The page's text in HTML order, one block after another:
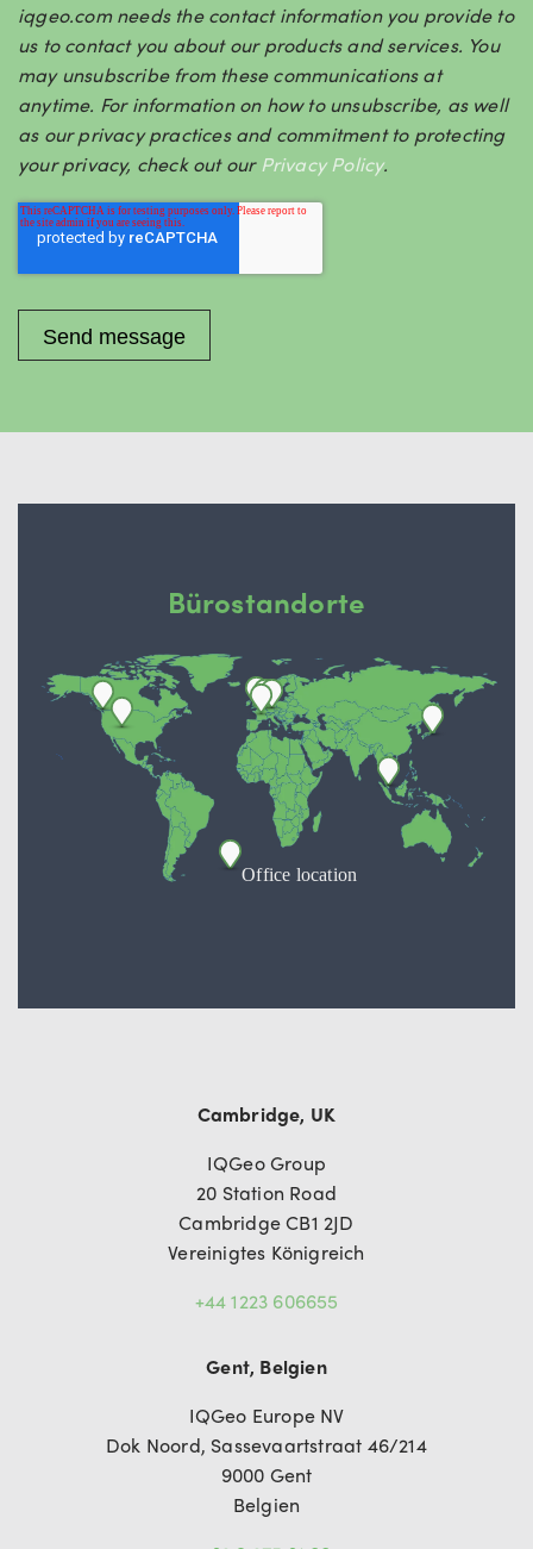
iqgeo.com needs the contact information you provide to
us to contact you about our products and services. You
may unsubscribe from these communications at
anytime. For information on how to unsubscribe, as well
as our privacy practices and commitment to protecting
your privacy, check out ourPrivacy Policy.
Bürostandorte
Office location
Cambridge, UK
IQGeo Group
20 Station Road
Cambridge CB1 2JD
Vereinigtes Königreich
+44 1223 606655
Gent, Belgien
IQGeo Europe NV
Dok Noord, Sassevaartstraat 46/214
9000 Gent
Belgien